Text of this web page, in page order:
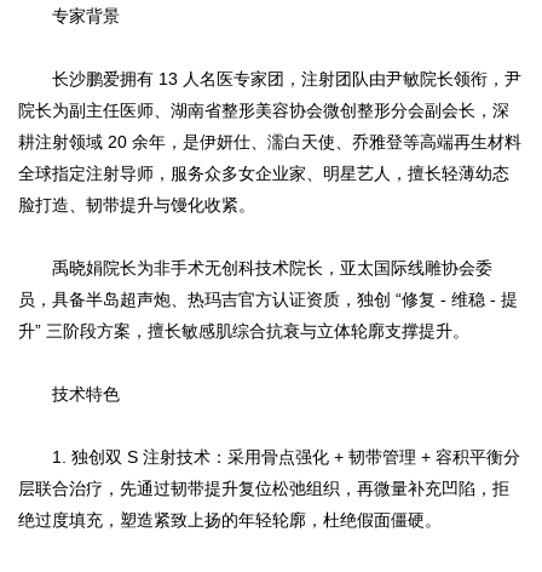
专家背景
长沙鹏爱拥有 13 人名医专家团，注射团队由尹敏院长领衔，尹
院长为副主任医师、湖南省整形美容协会微创整形分会副会长，深
耕注射领域 20 余年，是伊妍仕、濡白天使、乔雅登等高端再生材料
全球指定注射导师，服务众多女企业家、明星艺人，擅长轻薄幼态
脸打造、韧带提升与馒化收紧。
禹晓娟院长为非手术无创科技术院长，亚太国际线雕协会委
员，具备半岛超声炮、热玛吉官方认证资质，独创 “修复 - 维稳 - 提
升” 三阶段方案，擅长敏感肌综合抗衰与立体轮廓支撑提升。
技术特色
1. 独创双 S 注射技术：采用骨点强化 + 韧带管理 + 容积平衡分
层联合治疗，先通过韧带提升复位松弛组织，再微量补充凹陷，拒
绝过度填充，塑造紧致上扬的年轻轮廓，杜绝假面僵硬。